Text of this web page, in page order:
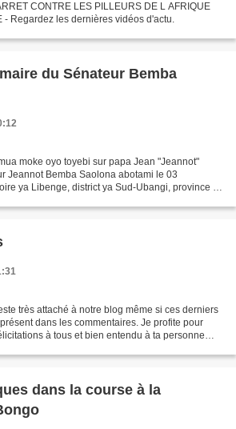
CONTRE LES PILLEURS DE L AFRIQUE
- Regardez les dernières vidéos d'actu.
du Sénateur Bemba
moke oyo toyebi sur papa Jean "Jeannot"
Jeannot Bemba Saolona abotami le 03
ya Libenge, district ya Sud-Ubangi, province ya
très attaché à notre blog même si ces derniers
dans les commentaires. Je profite pour
à tous et bien entendu à ta personne
dans la course à la